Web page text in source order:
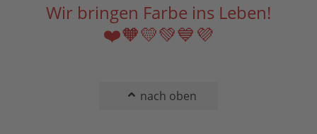
Wir bringen Farbe ins Leben!
❤️🧡💛💚💙💜
nach oben